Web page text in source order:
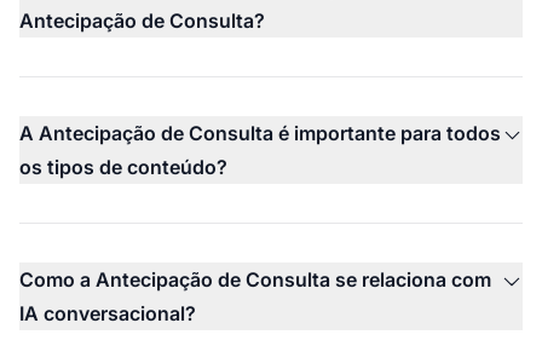
Antecipação de Consulta?
A Antecipação de Consulta é importante para todos
os tipos de conteúdo?
Como a Antecipação de Consulta se relaciona com
IA conversacional?